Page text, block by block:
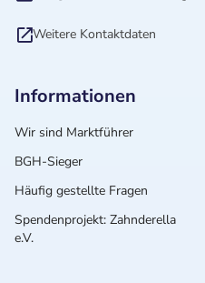
Weitere Kontaktdaten
Informationen
Wir sind Marktführer
BGH-Sieger
Häufig gestellte Fragen
Spendenprojekt: Zahnderella
e.V.